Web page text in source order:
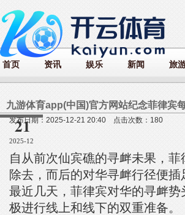
首页 资讯 娱乐 新闻 旅
21
2025-12
发布日期：2025-12-21 20:40 点击次数：180
自从前次仙宾礁的寻衅未果，
除去，而后的对华寻衅行径便
最近几天，菲律宾对华的寻衅
极进行线上和线下的双重准备。